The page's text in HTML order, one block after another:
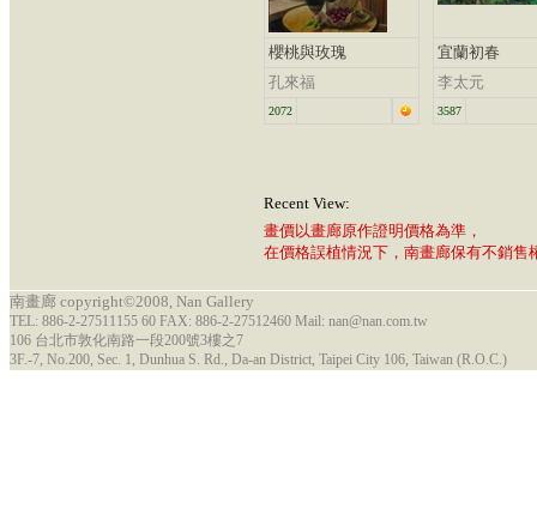
櫻桃與玫瑰
孔來福
2072
宜蘭初春
李太元
3587
Recent View:
畫價以畫廊原作證明價格為準，
在價格誤植情況下，南畫廊保有不銷售
南畫廊 copyright©2008, Nan Gallery
TEL: 886-2-27511155 60 FAX: 886-2-27512460 Mail: nan@nan.com.tw
106 台北市敦化南路一段200號3樓之7
3F.-7, No.200, Sec. 1, Dunhua S. Rd., Da-an District, Taipei City 106, Taiwan (R.O.C.)